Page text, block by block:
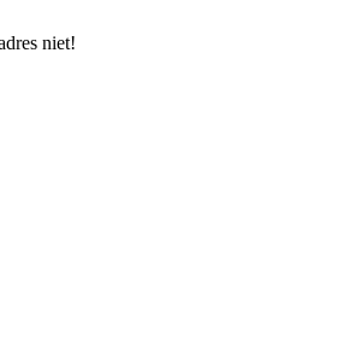
niet!